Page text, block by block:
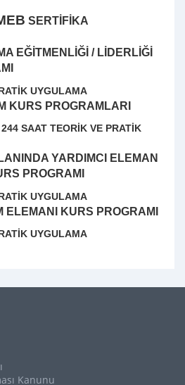
SERTİFİKA
EĞİTMENLİĞİ / LİDERLİĞİ
UYGULAMA
KURS PROGRAMLARI
SAAT TEORİK VE PRATİK
YARDIMCI ELEMAN
PROGRAMI
UYGULAMA
ELEMANI KURS PROGRAMI
UYGULAMA
Kanunu